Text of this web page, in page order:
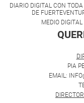
DIARIO DIGITAL CON
DE
MEDIO
PIA
EMAIL: